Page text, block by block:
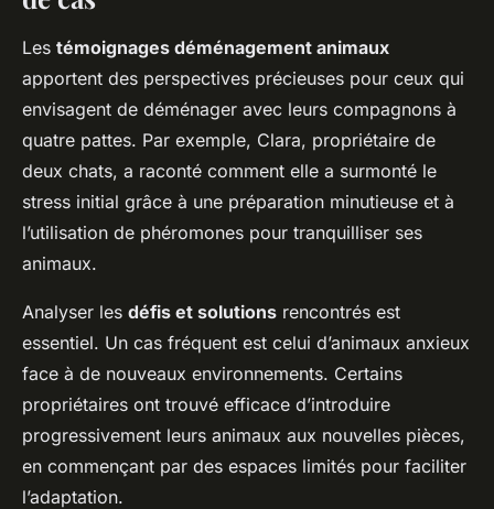
Les témoignages déménagement animaux
apportent des perspectives précieuses pour ceux qui
envisagent de déménager avec leurs compagnons à
quatre pattes. Par exemple, Clara, propriétaire de
deux chats, a raconté comment elle a surmonté le
stress initial grâce à une préparation minutieuse et à
l’utilisation de phéromones pour tranquilliser ses
animaux.
Analyser les défis et solutions rencontrés est
essentiel. Un cas fréquent est celui d’animaux anxieux
face à de nouveaux environnements. Certains
propriétaires ont trouvé efficace d’introduire
progressivement leurs animaux aux nouvelles pièces,
en commençant par des espaces limités pour faciliter
l’adaptation.